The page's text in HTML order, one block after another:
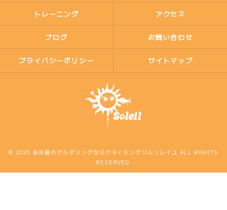
トレーニング アクセス
ブログ お問い合わせ
プライバシーポリシー サイトマップ
© 2026 名古屋のボルダリングならクライミングジムソレイユ ALL RIGHTS
RESERVED.